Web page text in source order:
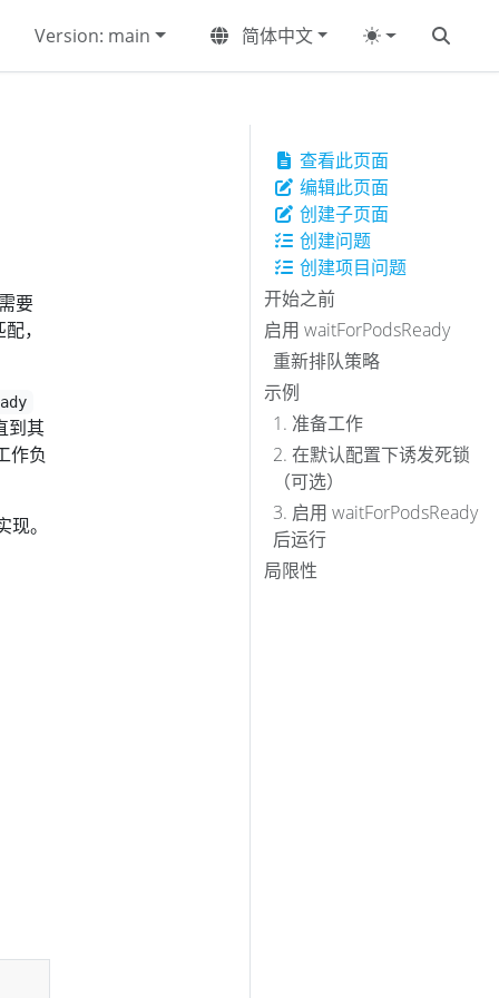
Version: main 简体中文
查看此页面
编辑此页面
创建子页面
创建问题
创建项目问题
开始之前
启用 waitForPodsReady
重新排队策略
示例
1. 准备工作
2. 在默认配置下诱发死锁
（可选）
3. 启用 waitForPodsReady
后运行
局限性
要
，
到其
作负
。